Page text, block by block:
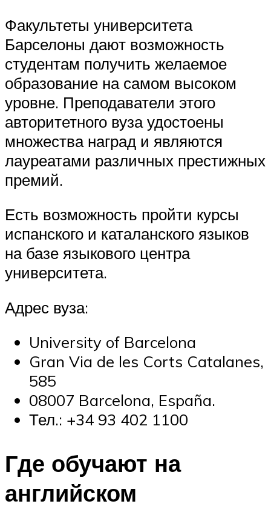
Факультеты университета
Барселоны дают возможность
студентам получить желаемое
образование на самом высоком
уровне. Преподаватели этого
авторитетного вуза удостоены
множества наград и являются
лауреатами различных престижных
премий.
Есть возможность пройти курсы
испанского и каталанского языков
на базе языкового центра
университета.
Адрес вуза:
University of Barcelona
Gran Via de les Corts Catalanes,
585
08007 Barcelona, España.
Тел.: +34 93 402 1100
Где обучают на
английском